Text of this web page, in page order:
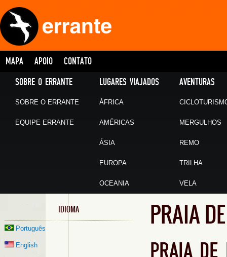
MAPA APOIO CONTATO
SOBRE O ERRANTE
SOBRE O ERRANTE
EQUIPE ERRANTE
LUGARES VIAJADOS
ÁFRICA
AMÉRICAS
ÁSIA
EUROPA
OCEANIA
AVENTURAS
MERGULHOS
REMO
TRILHA
VELA
IDIOMA
Português
English
PRAIA
PRAIA DE